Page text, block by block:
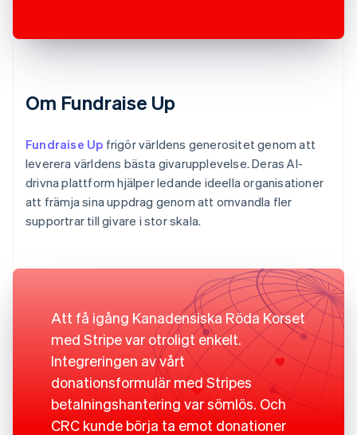
Om Fundraise Up
Fundraise Up frigör världens generositet genom att
leverera världens bästa givarupplevelse. Deras AI-
drivna plattform hjälper ledande ideella organisationer
att främja sina uppdrag genom att omvandla fler
supportrar till givare i stor skala.
Att få igång Kanadensiska Röda Korset
med Stripe var otroligt enkelt.
Integreringen av vårt
donationsformulär med Stripes
betalningshantering var sömlös. Och
CRC kunde börja ta emot donationer